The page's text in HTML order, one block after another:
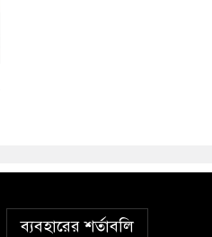
ব্যবহারের শর্তাবলি